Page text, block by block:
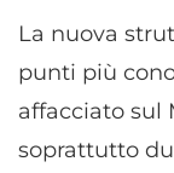
La nuova
punti più
affacciato sul
soprattutto